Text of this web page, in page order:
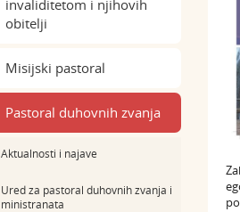
invaliditetom i njihovih
obitelji
Misijski pastoral
Pastoral duhovnih zvanja
Aktualnosti i najave
Ured za pastoral duhovnih zvanja i
ministranata